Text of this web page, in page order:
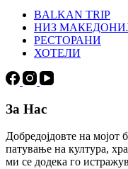
BALKAN TRIP
НИЗ
РЕСТОРАНИ
ХОТЕЛИ
За Нас
Добредојдовте на мојот
патување на култура,
ми се додека го